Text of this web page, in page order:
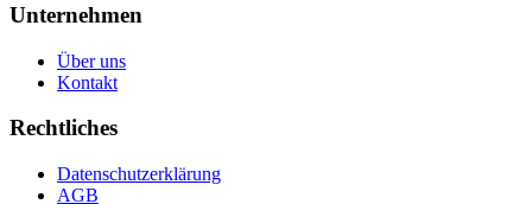
Unternehmen
Über uns
Kontakt
Rechtliches
Datenschutzerklärung
AGB